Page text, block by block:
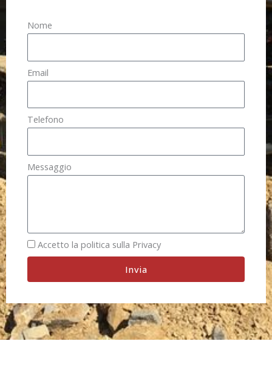
Nome
Email
Telefono
Messaggio
Accetto la politica sulla Privacy
Invia